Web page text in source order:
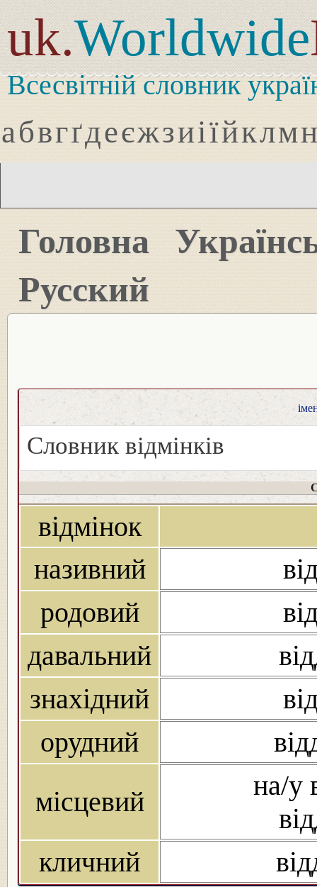
uk.Worldwide
Всесвітній словник
абвгґдеєжзиіїйклмн
Головна
Русский
Словник відмінків
відмінок
називний
родовий
давальний
знахідний
орудний
місцевий
на/у
кличний